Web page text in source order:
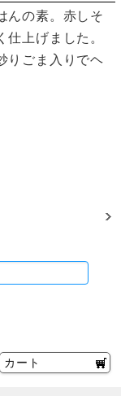
んの素。赤しそ
上げました。
りごま入りでヘ
カート